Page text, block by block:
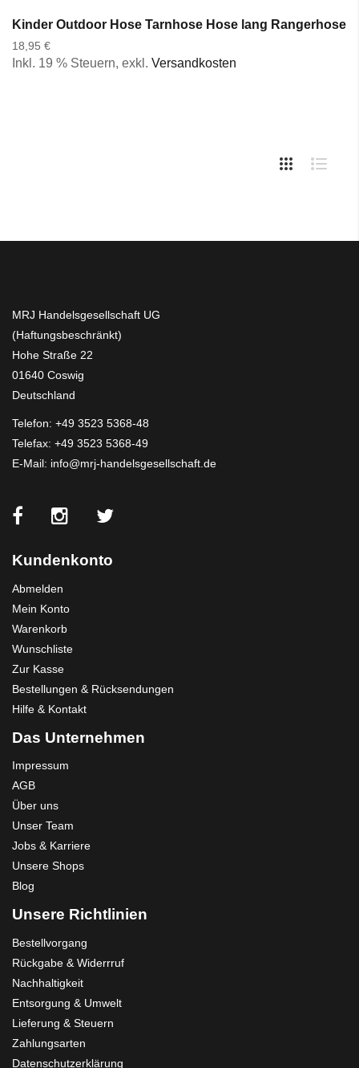
Kinder Outdoor Hose Tarnhose Hose lang Rangerhose
18,95 €
Inkl. 19 % Steuern, exkl. Versandkosten
MRJ Handelsgesellschaft UG
(Haftungsbeschränkt)
Hohe Straße 22
01640 Coswig
Deutschland
Telefon: +49 3523 5368-48
Telefax: +49 3523 5368-49
E-Mail: info@mrj-handelsgesellschaft.de
Kundenkonto
Abmelden
Mein Konto
Warenkorb
Wunschliste
Zur Kasse
Bestellungen & Rücksendungen
Hilfe & Kontakt
Das Unternehmen
Impressum
AGB
Über uns
Unser Team
Jobs & Karriere
Unsere Shops
Blog
Unsere Richtlinien
Bestellvorgang
Rückgabe & Widerrruf
Nachhaltigkeit
Entsorgung & Umwelt
Lieferung & Steuern
Zahlungsarten
Datenschutzerklärung